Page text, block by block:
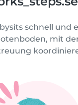
schnell und
mit